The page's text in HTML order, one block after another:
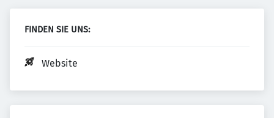
FINDEN SIE UNS:
Website